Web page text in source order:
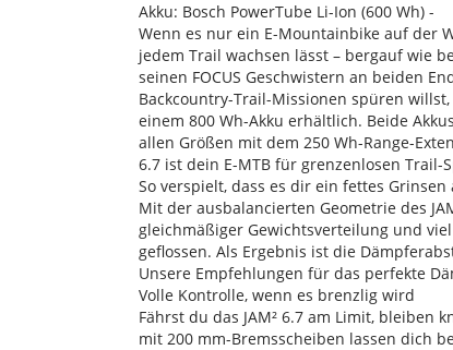
Akku: Bosch PowerTube Li-Ion (600 Wh) -
Wenn es nur ein E-Mountainbike auf der
jedem Trail wachsen lässt – bergauf wie
seinen FOCUS Geschwistern an beiden
Backcountry-Trail-Missionen spüren
einem 800 Wh-Akku erhältlich. Beide
allen Größen mit dem 250 Wh-Range-
6.7 ist dein E-MTB für grenzenlosen Trail-
So verspielt, dass es dir ein fettes
Mit der ausbalancierten Geometrie des
gleichmäßiger Gewichtsverteilung und
geflossen. Als Ergebnis ist die
Unsere Empfehlungen für das perfekte
Volle Kontrolle, wenn es brenzlig wird
Fährst du das JAM² 6.7 am Limit, bleiben
mit 200 mm-Bremsscheiben lassen dich